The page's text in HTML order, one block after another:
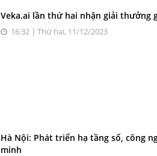
Veka.ai lần thứ hai nhận giải
16:32 | Thứ hai, 11/12/2023
Hà Nội: Phát triển hạ tầng số, công
minh